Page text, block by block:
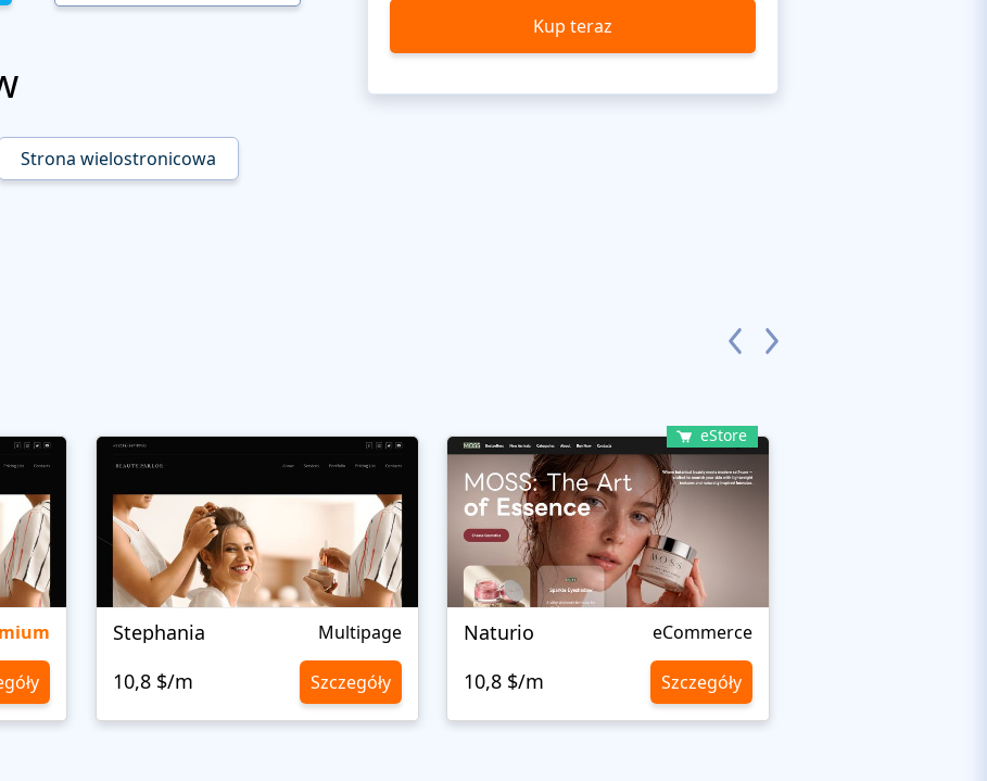
Strona wielostronicowa
Kup teraz
Stephania Multipage
10,8 $/m Szczegóły
eStore
Naturio eCommerce
10,8 $/m Szczegóły